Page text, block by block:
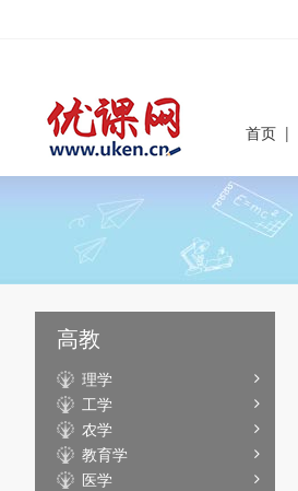
首页 |
高教
理学
工学
农学
教育学
医学